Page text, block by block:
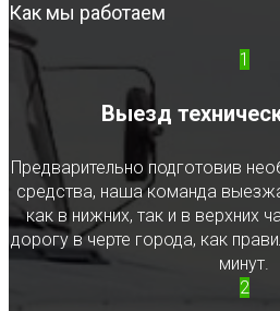
Как мы работаем
1
Выезд
Предварительно подготовив
средства, наша команда
как в нижних, так и в верхних
дорогу в черте города, как
минут.
2